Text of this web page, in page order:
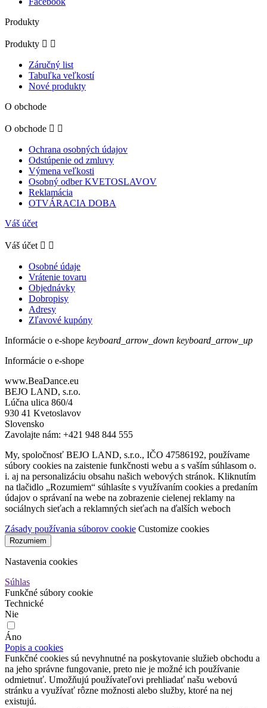
Produkty
Produkty  
Záručný list
Tabuľka veľkostí
Nové produkty
O obchode
O obchode  
Ochrana osobných údajov
Odstúpenie od zmluvy
Výmena veľkosti
Osobný odber KVETOSLAVOV
Reklamácia
OTVÁRACIA DOBA
Váš účet
Váš účet  
Osobné údaje
Vrátenie tovaru
Objednávky
Dobropisy
Adresy
Zľavové kupóny
Informácie o e-shope keyboard_arrow_down keyboard_arrow_up
Informácie o e-shope
www.BeaDance.eu
BEJO LAND, s.r.o.
Lúčna ulica 860/4
930 41 Kvetoslavov
Slovensko
Zavolajte nám: +421 948 844 555
My, spoločnosť BEJO LAND, s.r.o., IČO 47586192, používame
súbory cookies na zaistenie funkčnosti webu a s vaším súhlasom o.
i. aj na personalizáciu obsahu našich webových stránok. Kliknutím
na tlačidlo „Rozumiem“ súhlasíte s využívaním cookies a predaním
údajov o správaní na webe na zobrazenie cielenej reklamy na
sociálnych sieťach a reklamných sieťach na ďalších weboch
Zásady používania súborov cookie Customize cookies
Rozumiem
Nastavenia cookies
Súhlas
Funkčné súbory cookie
Technické
Nie
Áno
Popis a cookies
Funkčné cookies sú nevyhnutné na poskytovanie služieb obchodu a
na jeho správne fungovanie, preto nie je možné ich používanie
odmietnuť. Umožňujú používateľovi prehliadať našu webovú
stránku a využívať rôzne možnosti alebo služby, ktoré na nej
existujú.